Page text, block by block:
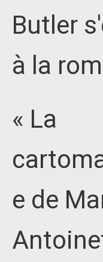
Butler
à la
« La
e de